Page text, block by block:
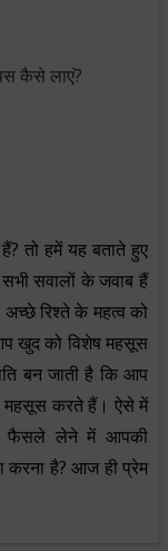
कैसे लाएं?
तो हमें यह बताते हुए
सवालों के जवाब हैं
अच्छे रिश्ते के महत्व को
खुद को विशेष महसूस
बन जाती है कि आप
महसूस करते हैं। ऐसे में
फैसले लेने में आपकी
करना है? आज ही प्रेम